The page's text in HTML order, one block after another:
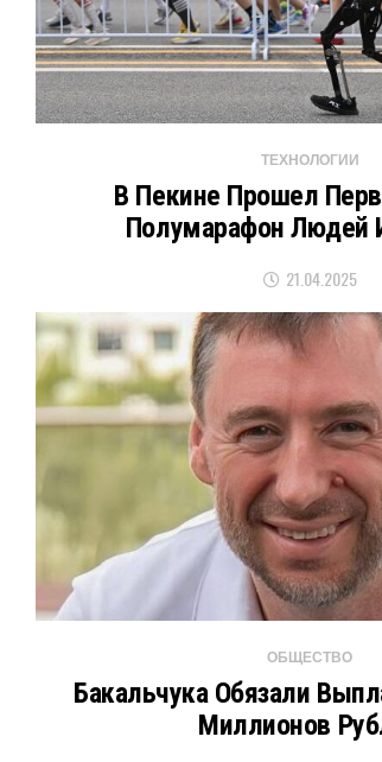
ТЕХНОЛОГИИ
В Пекине Прошел
Полумарафон Людей
21.04.2025
ОБЩЕСТВО
Бакальчука Обязали
Миллионов